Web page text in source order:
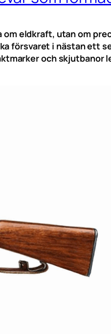
eldkraft, utan om
försvaret i nästan ett
och skjutbanor